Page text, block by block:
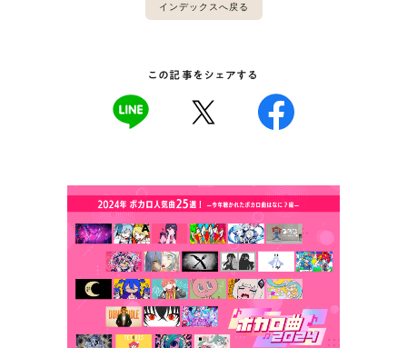
インデックスへ戻る
この記事をシェアする